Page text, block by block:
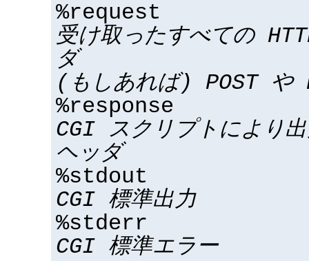
%request
受け取ったすべての
ダ
(もしあれば) POST や
%response
CGI スクリプトにより
ヘッダ
%stdout
CGI 標準出力
%stderr
CGI 標準エラー